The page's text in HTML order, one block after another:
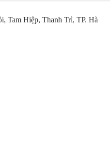
Tam Hiệp, Thanh Trì, TP. Hà